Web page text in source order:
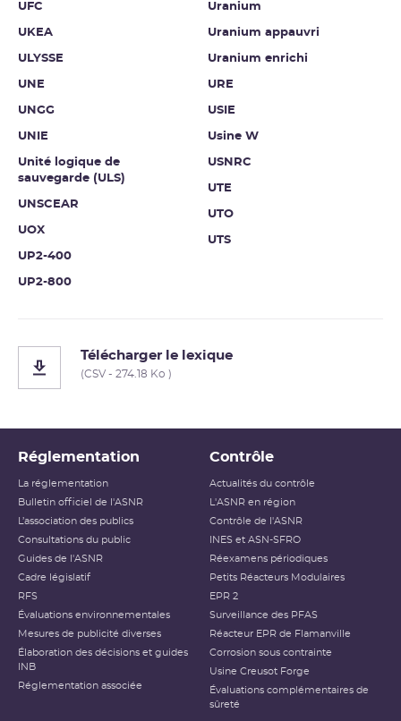
UFC
UKEA
ULYSSE
UNE
UNGG
UNIE
Unité logique de
sauvegarde (ULS)
UNSCEAR
UOX
UP2-400
UP2-800
Uranium
Uranium appauvri
Uranium enrichi
URE
USIE
Usine W
USNRC
UTE
UTO
UTS
Télécharger le lexique
(CSV - 274.18 Ko )
Réglementation
La réglementation
Bulletin officiel de l'ASNR
L’association des publics
Consultations du public
Guides de l'ASNR
Cadre législatif
RFS
Évaluations environnementales
Mesures de publicité diverses
Élaboration des décisions et guides
INB
Réglementation associée
Contrôle
Actualités du contrôle
L'ASNR en région
Contrôle de l'ASNR
INES et ASN-SFRO
Réexamens périodiques
Petits Réacteurs Modulaires
EPR 2
Surveillance des PFAS
Réacteur EPR de Flamanville
Corrosion sous contrainte
Usine Creusot Forge
Évaluations complémentaires de
sûreté